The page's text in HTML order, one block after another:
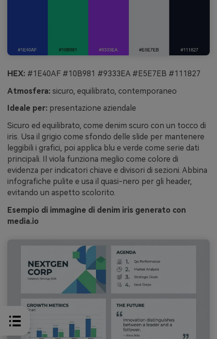
HEX: #1E40AF #10B981 #9333EA #E5E7EB #111827
Atmosfera: sicuro, equilibrato, contemporaneo
Ideale per: presentazione aziendale
Sicuro ed equilibrato, come denim scuro con un tocco di
iris. Usa il grigio come sfondo delle slide per mantenere
leggibili i grafici, poi applica blu e verde come serie dati
principali. Il viola funziona meglio come colore di
evidenza per indicatori chiave e divisori di sezioni. Abbina
infografiche pulite e usa il quasi-nero per gli header,
evitando un aspetto scolorito.
Esempio di immagine di denim iris generato con
media.io